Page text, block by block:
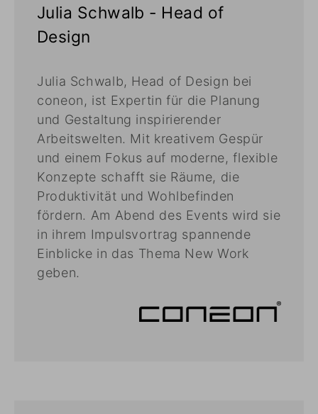
Julia Schwalb - Head of
Design
Julia Schwalb, Head of Design bei
coneon, ist Expertin für die Planung
und Gestaltung inspirierender
Arbeitswelten. Mit kreativem Gespür
und einem Fokus auf moderne, flexible
Konzepte schafft sie Räume, die
Produktivität und Wohlbefinden
fördern. Am Abend des Events wird sie
in ihrem Impulsvortrag spannende
Einblicke in das Thema New Work
geben.